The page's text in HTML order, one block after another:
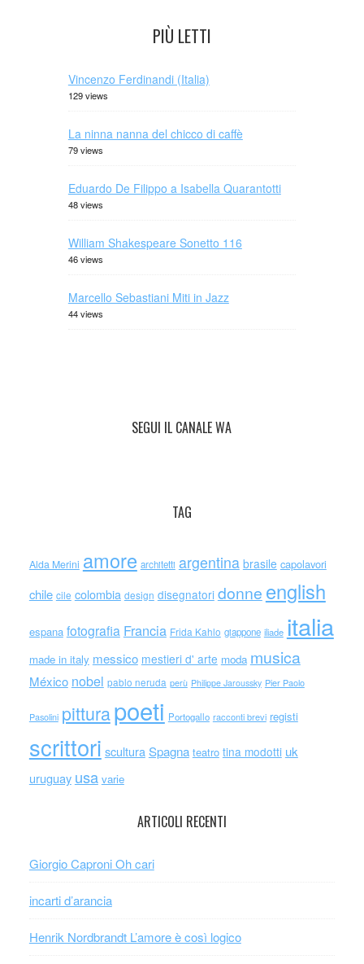
PIÙ LETTI
Vincenzo Ferdinandi (Italia)
129 views
La ninna nanna del chicco di caffè
79 views
Eduardo De Filippo a Isabella Quarantotti
48 views
William Shakespeare Sonetto 116
46 views
Marcello Sebastiani Miti in Jazz
44 views
SEGUI IL CANALE WA
TAG
Alda Merini amore architetti argentina brasile capolavori
chile cile colombia design disegnatori donne english
espana fotografia Francia Frida Kahlo giappone iliade italia
made in italy messico mestieri d' arte moda musica
México nobel pablo neruda perù Philippe Jaroussky Pier Paolo
Pasolini pitturapoeti Portogallo racconti brevi registi
scrittori scultura Spagna teatro tina modotti uk
uruguay usa varie
ARTICOLI RECENTI
Giorgio Caproni Oh cari
incarti d’arancia
Henrik Nordbrandt L’amore è così logico